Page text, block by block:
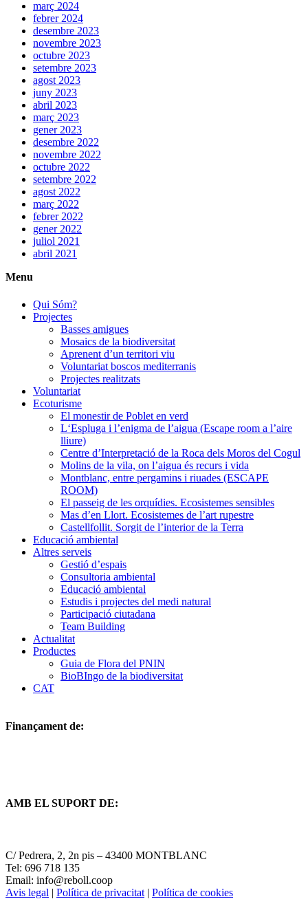
març 2024
febrer 2024
desembre 2023
novembre 2023
octubre 2023
setembre 2023
agost 2023
juny 2023
abril 2023
març 2023
gener 2023
desembre 2022
novembre 2022
octubre 2022
setembre 2022
agost 2022
març 2022
febrer 2022
gener 2022
juliol 2021
abril 2021
Menu
Qui Sóm?
Projectes
Basses amigues
Mosaics de la biodiversitat
Aprenent d’un territori viu
Voluntariat boscos mediterranis
Projectes realitzats
Voluntariat
Ecoturisme
El monestir de Poblet en verd
L‘Espluga i l’enigma de l’aigua (Escape room a l’aire
lliure)
Centre d’Interpretació de la Roca dels Moros del Cogul
Molins de la vila, on l’aigua és recurs i vida
Montblanc, entre pergamins i riuades (ESCAPE
ROOM)
El passeig de les orquídies. Ecosistemes sensibles
Mas d’en Llort. Ecosistemes de l’art rupestre
Castellfollit. Sorgit de l’interior de la Terra
Educació ambiental
Altres serveis
Gestió d’espais
Consultoria ambiental
Educació ambiental
Estudis i projectes del medi natural
Participació ciutadana
Team Building
Actualitat
Productes
Guia de Flora del PNIN
BioBIngo de la biodiversitat
CAT
Finançament de:
AMB EL SUPORT DE:
C/ Pedrera, 2, 2n pis – 43400 MONTBLANC
Tel: 696 718 135
Email: info@reboll.coop
Avis legal | Política de privacitat | Política de cookies